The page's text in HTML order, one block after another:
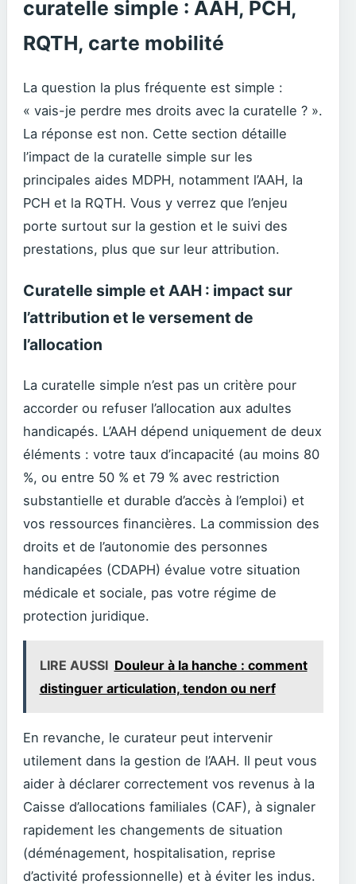
curatelle simple : AAH, PCH,
RQTH, carte mobilité
La question la plus fréquente est simple :
« vais-je perdre mes droits avec la curatelle ? ».
La réponse est non. Cette section détaille
l’impact de la curatelle simple sur les
principales aides MDPH, notamment l’AAH, la
PCH et la RQTH. Vous y verrez que l’enjeu
porte surtout sur la gestion et le suivi des
prestations, plus que sur leur attribution.
Curatelle simple et AAH : impact sur
l’attribution et le versement de
l’allocation
La curatelle simple n’est pas un critère pour
accorder ou refuser l’allocation aux adultes
handicapés. L’AAH dépend uniquement de deux
éléments : votre taux d’incapacité (au moins 80
%, ou entre 50 % et 79 % avec restriction
substantielle et durable d’accès à l’emploi) et
vos ressources financières. La commission des
droits et de l’autonomie des personnes
handicapées (CDAPH) évalue votre situation
médicale et sociale, pas votre régime de
protection juridique.
LIRE AUSSI Douleur à la hanche : comment
distinguer articulation, tendon ou nerf
En revanche, le curateur peut intervenir
utilement dans la gestion de l’AAH. Il peut vous
aider à déclarer correctement vos revenus à la
Caisse d’allocations familiales (CAF), à signaler
rapidement les changements de situation
(déménagement, hospitalisation, reprise
d’activité professionnelle) et à éviter les indus.